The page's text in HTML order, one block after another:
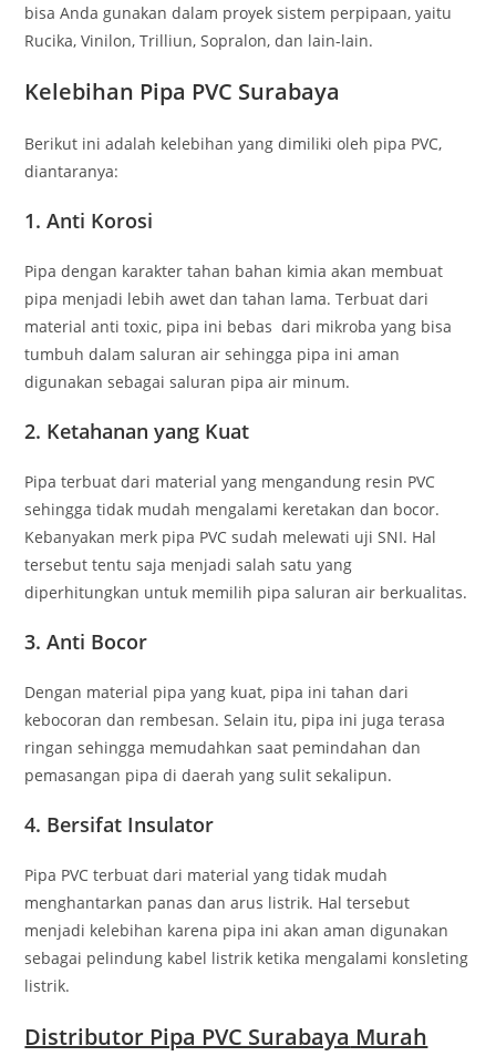
bisa Anda gunakan dalam proyek sistem perpipaan, yaitu
Rucika, Vinilon, Trilliun, Sopralon, dan lain-lain.
Kelebihan Pipa PVC Surabaya
Berikut ini adalah kelebihan yang dimiliki oleh pipa PVC,
diantaranya:
1. Anti Korosi
Pipa dengan karakter tahan bahan kimia akan membuat
pipa menjadi lebih awet dan tahan lama. Terbuat dari
material anti toxic, pipa ini bebas dari mikroba yang bisa
tumbuh dalam saluran air sehingga pipa ini aman
digunakan sebagai saluran pipa air minum.
2. Ketahanan yang Kuat
Pipa terbuat dari material yang mengandung resin PVC
sehingga tidak mudah mengalami keretakan dan bocor.
Kebanyakan merk pipa PVC sudah melewati uji SNI. Hal
tersebut tentu saja menjadi salah satu yang
diperhitungkan untuk memilih pipa saluran air berkualitas.
3. Anti Bocor
Dengan material pipa yang kuat, pipa ini tahan dari
kebocoran dan rembesan. Selain itu, pipa ini juga terasa
ringan sehingga memudahkan saat pemindahan dan
pemasangan pipa di daerah yang sulit sekalipun.
4. Bersifat Insulator
Pipa PVC terbuat dari material yang tidak mudah
menghantarkan panas dan arus listrik. Hal tersebut
menjadi kelebihan karena pipa ini akan aman digunakan
sebagai pelindung kabel listrik ketika mengalami konsleting
listrik.
Distributor Pipa PVC Surabaya Murah